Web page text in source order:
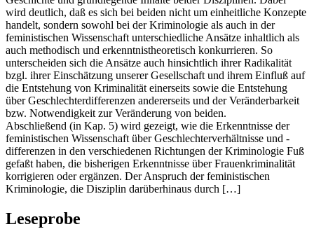
wird deutlich, daß es sich bei beiden nicht um einheitliche Konzepte
handelt, sondern sowohl bei der Kriminologie als auch in der
feministischen Wissenschaft unterschiedliche Ansätze inhaltlich als
auch methodisch und erkenntnistheoretisch konkurrieren. So
unterscheiden sich die Ansätze auch hinsichtlich ihrer Radikalität
bzgl. ihrer Einschätzung unserer Gesellschaft und ihrem Einfluß auf
die Entstehung von Kriminalität einerseits sowie die Entstehung
über Geschlechterdifferenzen andererseits und der Veränderbarkeit
bzw. Notwendigkeit zur Veränderung von beiden.
Abschließend (in Kap. 5) wird gezeigt, wie die Erkenntnisse der
feministischen Wissenschaft über Geschlechterverhältnisse und -
differenzen in den verschiedenen Richtungen der Kriminologie Fuß
gefaßt haben, die bisherigen Erkenntnisse über Frauenkriminalität
korrigieren oder ergänzen. Der Anspruch der feministischen
Kriminologie, die Disziplin darüberhinaus durch […]
Leseprobe